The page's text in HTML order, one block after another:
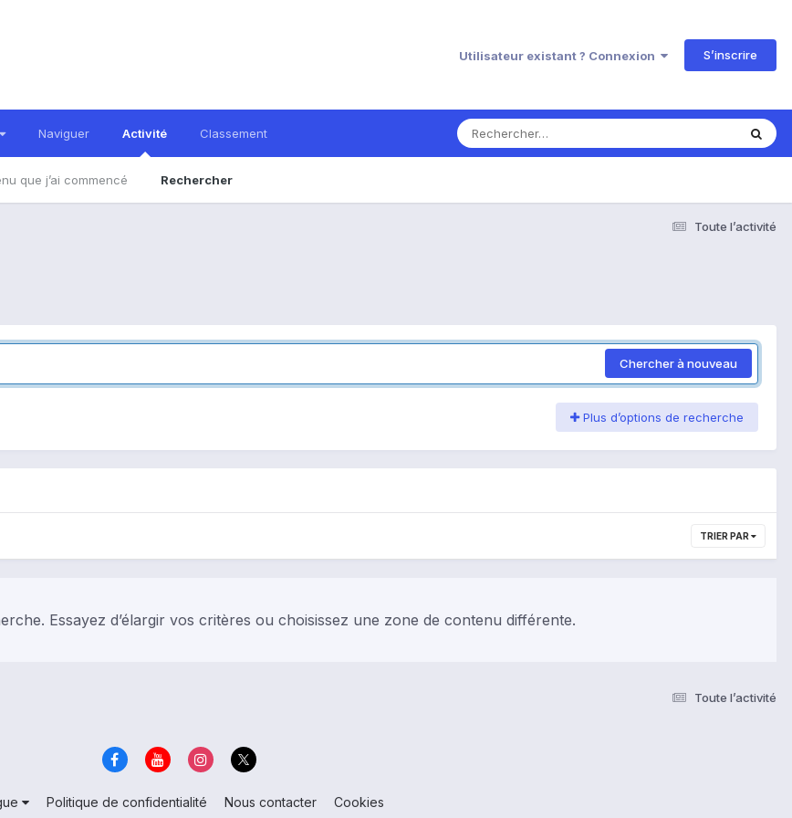
Utilisateur existant ? Connexion S’inscrire
Naviguer Activité
que j’ai commencé Rechercher
Classement
Toute l’activité
Chercher à nouveau
Plus d’options de recherche
TRIER PAR
Essayez d’élargir vos critères ou choisissez une zone de contenu différente.
Toute l’activité
Politique de confidentialité Nous contacter Cookies